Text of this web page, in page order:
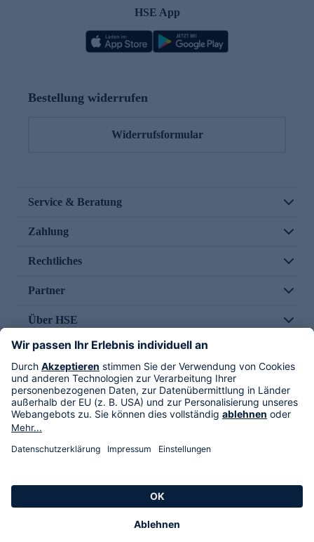
HSE App
Bestellung widerrufen
Widerrufsformular
Service & Beratung
Zahlung
Rechtliches
Partner
Über HSE
Im TV
HSE International